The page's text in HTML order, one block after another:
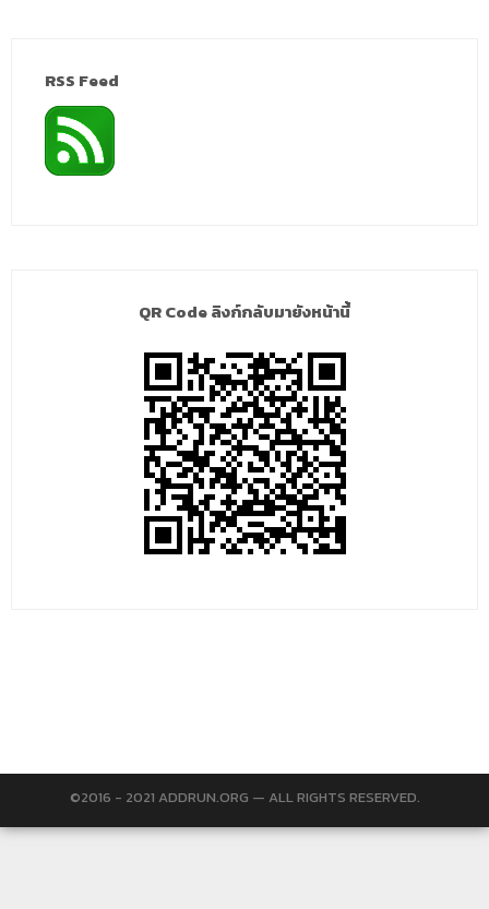
RSS Feed
QR Code ลิงก์กลับมายังหน้านี้
©2016 - 2021 ADDRUN.ORG — ALL RIGHTS RESERVED.